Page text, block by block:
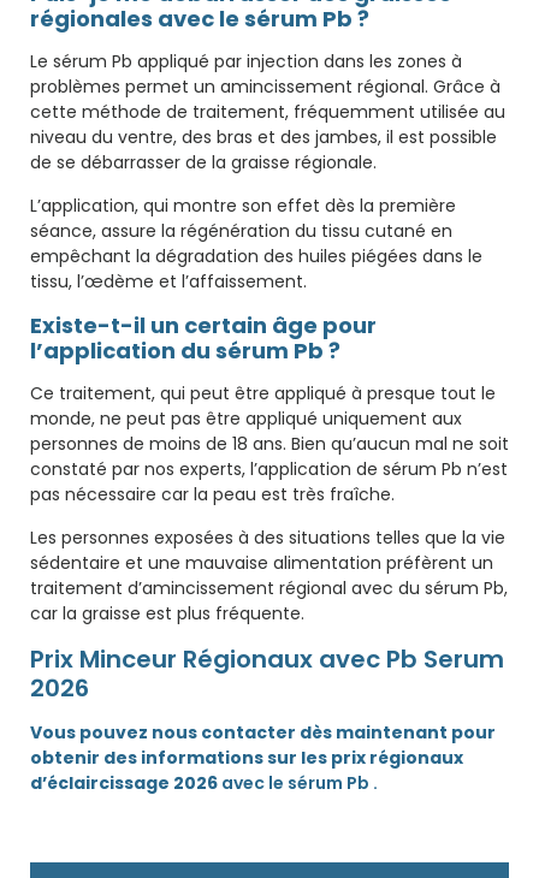
régionales avec le sérum Pb ?
Le sérum Pb appliqué par injection dans les zones à
problèmes permet un amincissement régional. Grâce à
cette méthode de traitement, fréquemment utilisée au
niveau du ventre, des bras et des jambes, il est possible
de se débarrasser de la graisse régionale.
L’application, qui montre son effet dès la première
séance, assure la régénération du tissu cutané en
empêchant la dégradation des huiles piégées dans le
tissu, l’œdème et l’affaissement.
Existe-t-il un certain âge pour
l’application du sérum Pb ?
Ce traitement, qui peut être appliqué à presque tout le
monde, ne peut pas être appliqué uniquement aux
personnes de moins de 18 ans. Bien qu’aucun mal ne soit
constaté par nos experts, l’application de sérum Pb n’est
pas nécessaire car la peau est très fraîche.
Les personnes exposées à des situations telles que la vie
sédentaire et une mauvaise alimentation préfèrent un
traitement d’amincissement régional avec du sérum Pb,
car la graisse est plus fréquente.
Prix Minceur Régionaux avec Pb Serum
2026
Vous pouvez nous contacter dès maintenant pour
obtenir des informations sur les prix régionaux
d’éclaircissage 2026 avec le sérum Pb .